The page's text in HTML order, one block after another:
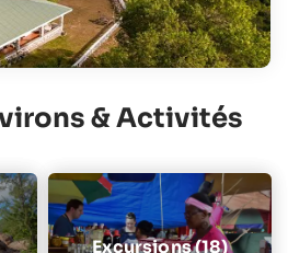
& Activités
Excursions (18)